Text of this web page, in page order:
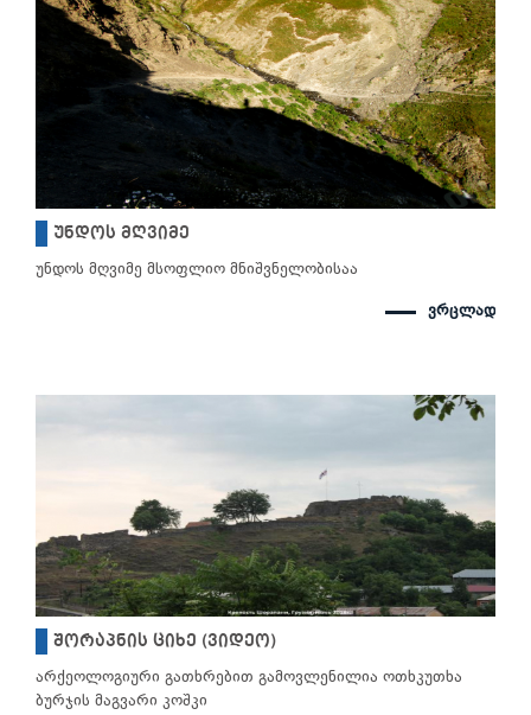
უნდოს მღვიმე
უნდოს მღვიმე მსოფლიო მნიშვნელობისაა
ვრცლად
შორაპნის ციხე (ვიდეო)
არქეოლოგიური გათხრებით გამოვლენილია ოთხკუთხა
ბურჯის მაგვარი კოშკი